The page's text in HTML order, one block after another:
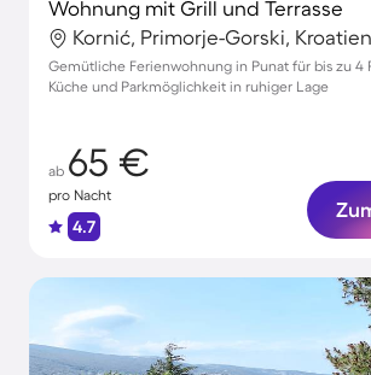
Wohnung mit Grill und Terrasse
Kornić, Primorje-Gorski, Kroatien
Gemütliche Ferienwohnung in Punat für bis zu 4
Küche und Parkmöglichkeit in ruhiger Lage
ab 65 €
pro Nacht
4.7